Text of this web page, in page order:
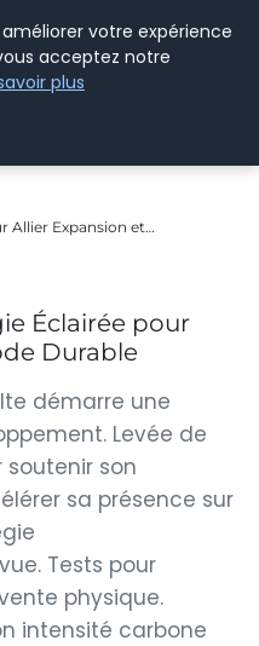
Allier Expansion et…
Éclairée pour
Durable
démarre une
Levée de
soutenir son
sa présence sur
Tests pour
physique.
intensité carbone
votre expérience
acceptez notre
plus